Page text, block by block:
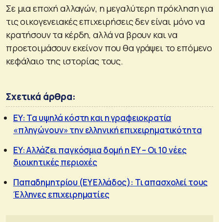
Σε μια εποχή αλλαγών, η μεγαλύτερη πρόκληση για
τις οικογενειακές επιχειρήσεις δεν είναι μόνο να
κρατήσουν τα κέρδη, αλλά να βρουν και να
προετοιμάσουν εκείνον που θα γράψει το επόμενο
κεφάλαιο της ιστορίας τους.
Σχετικά άρθρα:
EY: Τα υψηλά κόστη και η γραφειοκρατία
«πληγώνουν» την ελληνική επιχειρηματικότητα
EY: Αλλάζει παγκόσμια δομή η ΕΥ – Οι 10 νέες
διοικητικές περιοχές
Παπαδημητρίου (EY Ελλάδος): Τι απασχολεί τους
Έλληνες επιχειρηματίες